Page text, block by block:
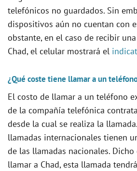
telefónicos no guardados. Sin
dispositivos aún no cuentan con
obstante, en el caso de recibir
Chad, el celular mostrará el
¿Qué coste tiene llamar a un
El costo de llamar a un teléfono
de la compañía telefónica
desde la cual se realiza la
llamadas internacionales tienen
de las llamadas nacionales. Dicho
llamar a Chad, esta llamada